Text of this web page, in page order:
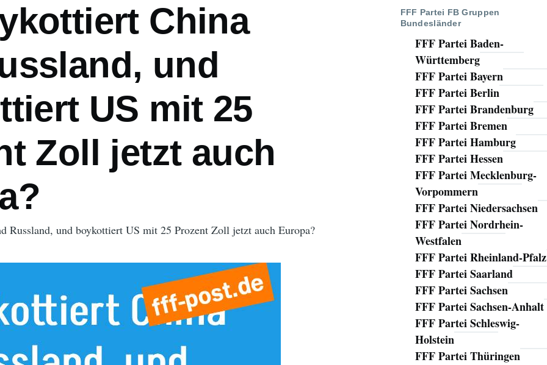
China
und
US mit 25
Zoll jetzt auch
Russland, und boykottiert US mit 25 Prozent Zoll jetzt auch Europa?
FFF Partei FB Gruppen
Bundesländer
FFF Partei Baden-
Württemberg
FFF Partei Bayern
FFF Partei Berlin
FFF Partei Brandenburg
FFF Partei Bremen
FFF Partei Hamburg
FFF Partei Hessen
FFF Partei Mecklenburg-
Vorpommern
FFF Partei Niedersachsen
FFF Partei Nordrhein-
Westfalen
FFF Partei Rheinland-Pfalz
FFF Partei Saarland
FFF Partei Sachsen
FFF Partei Sachsen-Anhalt
FFF Partei Schleswig-
Holstein
FFF Partei Thüringen